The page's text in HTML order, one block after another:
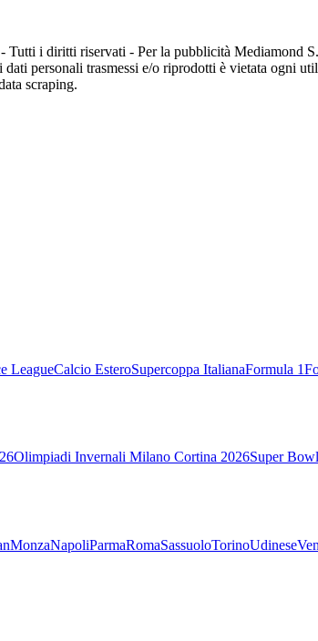
i diritti riservati - Per la pubblicità Mediamond
dati personali trasmessi e/o riprodotti è vietata ogni
scraping.
LeagueCalcio EsteroSupercoppa ItalianaFormula 1
Olimpiadi Invernali Milano Cortina 2026Super
MonzaNapoliParmaRomaSassuoloTorinoUdinese